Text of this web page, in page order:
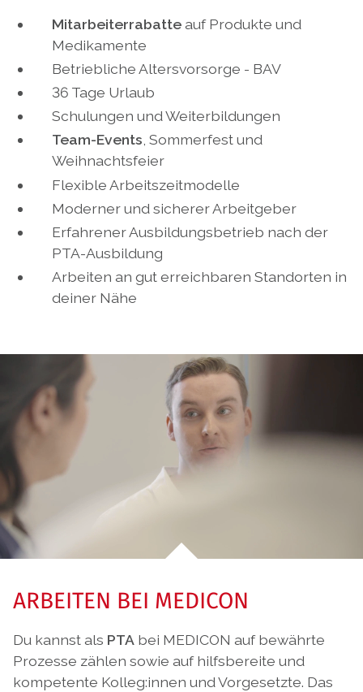
Mitarbeiterrabatteauf Produkte und
Medikamente
Betriebliche Altersvorsorge - BAV
36 Tage Urlaub
Schulungen und Weiterbildungen
Team-Events, Sommerfest und
Weihnachtsfeier
Flexible Arbeitszeitmodelle
Moderner und sicherer Arbeitgeber
Erfahrener Ausbildungsbetrieb nach der
PTA-Ausbildung
Arbeiten an gut erreichbaren Standorten in
deiner Nähe
ARBEITEN BEI MEDICON
Du kannst als PTA bei MEDICON auf bewährte
Prozesse zählen sowie auf hilfsbereite und
kompetente Kolleg:innen und Vorgesetzte. Das